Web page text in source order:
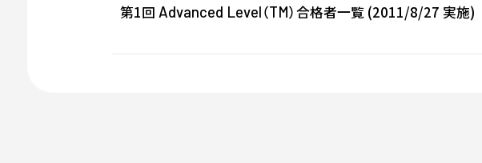
第1回Advanced Level（TM）合格者一覧 (2011/8/27 実施)